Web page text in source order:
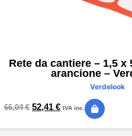
Rete da cantiere – 1,5 x
arancione –
Verdelook
66,04€ 52,41 € IVA inc.